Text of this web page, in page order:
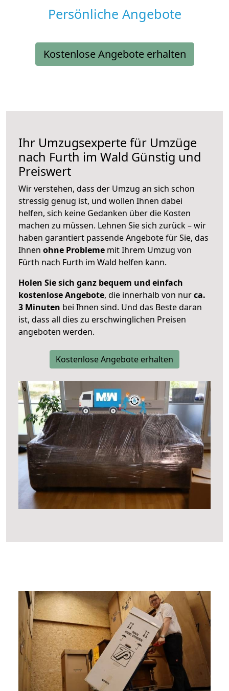
Persönliche Angebote
Kostenlose Angebote erhalten
Ihr Umzugsexperte für Umzüge
nach Furth im Wald Günstig und
Preiswert
Wir verstehen, dass der Umzug an sich schon
stressig genug ist, und wollen Ihnen dabei
helfen, sich keine Gedanken über die Kosten
machen zu müssen. Lehnen Sie sich zurück – wir
haben garantiert passende Angebote für Sie, das
Ihnen ohne Probleme mit Ihrem Umzug von
Fürth nach Furth im Wald helfen kann.
Holen Sie sich ganz bequem und einfach
kostenlose Angebote, die innerhalb von nurca.
3 Minuten bei Ihnen sind. Und das Beste daran
ist, dass all dies zu erschwinglichen Preisen
angeboten werden.
Kostenlose Angebote erhalten